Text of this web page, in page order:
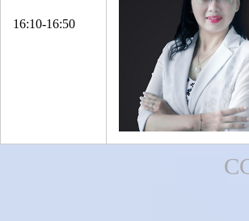
16:10-16:50
浙江和悦供应链管理有限公司
博列麦神马气囊丝贸易（上海）有限公
浙江金旗新材料科技有限公司
杭州绿普化工科技有限公司
东阳市帛泰纺织有限公司
诸暨市翘楚化纤有限公司